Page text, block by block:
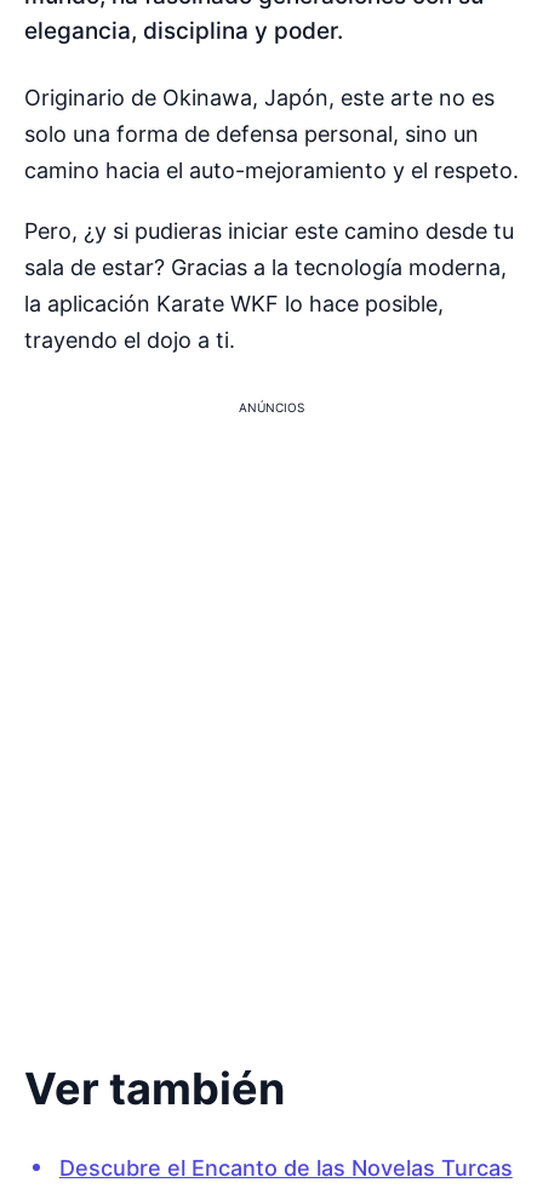
elegancia, disciplina y poder.
Originario de Okinawa, Japón, este arte no es
solo una forma de defensa personal, sino un
camino hacia el auto-mejoramiento y el respeto.
Pero, ¿y si pudieras iniciar este camino desde tu
sala de estar? Gracias a la tecnología moderna,
la aplicación Karate WKF lo hace posible,
trayendo el dojo a ti.
ANÚNCIOS
Ver también
Descubre el Encanto de las Novelas Turcas